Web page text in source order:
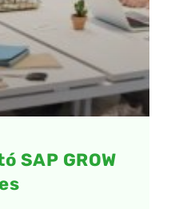
SAP GROW